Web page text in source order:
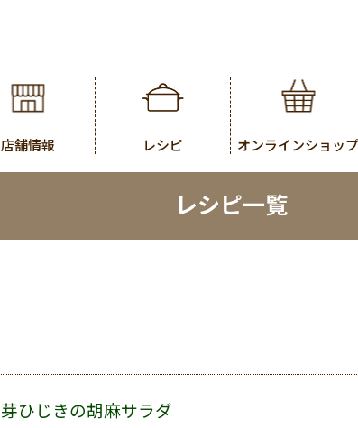
店舗情報 レシピ オンラインショップ
レシピ一覧
芽ひじきの胡麻サラダ